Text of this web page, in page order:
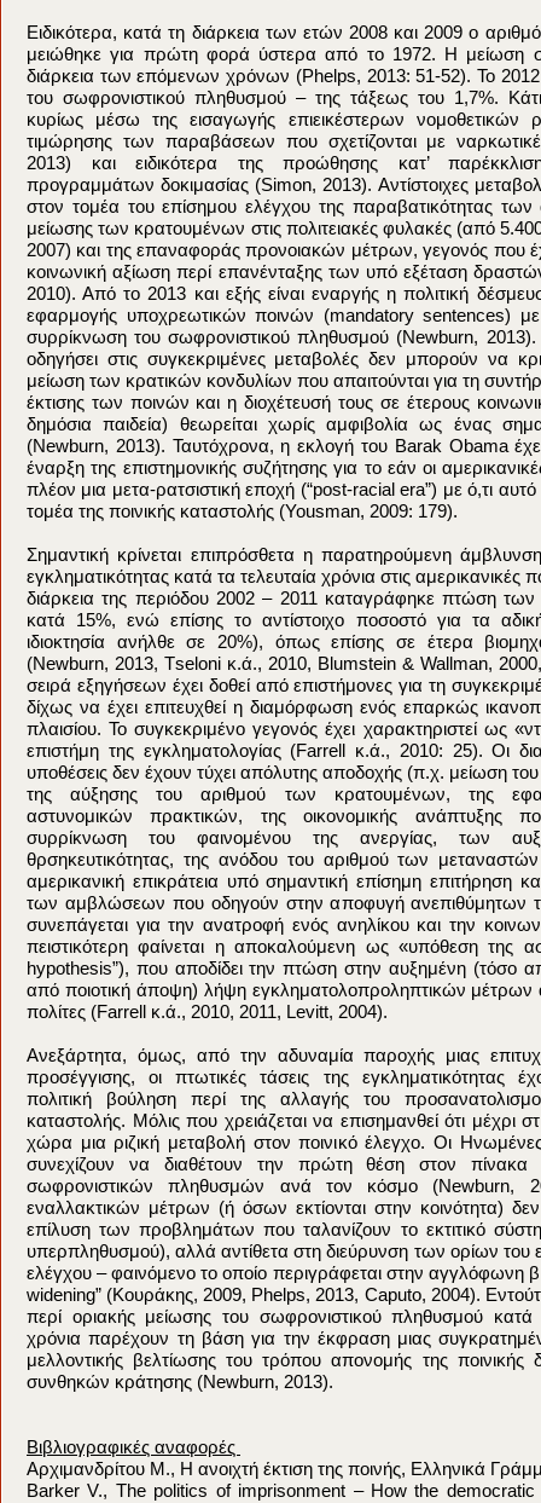
Ειδικότερα, κατά τη διάρκεια των ετών 2008 και 2009 ο
μειώθηκε για πρώτη φορά ύστερα από το 1972. Η μείωση
διάρκεια των επόμενων χρόνων (Phelps, 2013: 51-52). Το
του σωφρονιστικού πληθυσμού – της τάξεως του 1,7%. Κάτι
κυρίως μέσω της εισαγωγής επιεικέστερων νομοθετικών
τιμώρησης των παραβάσεων που σχετίζονται με
2013) και ειδικότερα της προώθησης κατ’
προγραμμάτων δοκιμασίας (Simon, 2013). Αντίστοιχες
στον τομέα του επίσημου ελέγχου της παραβατικότητας
μείωσης των κρατουμένων στις πολιτειακές φυλακές (από
2007) και της επαναφοράς προνοιακών μέτρων, γεγονός που
κοινωνική αξίωση περί επανένταξης των υπό εξέταση
2010). Από το 2013 και εξής είναι εναργής η πολιτική
εφαρμογής υποχρεωτικών ποινών (mandatory sentences)
συρρίκνωση του σωφρονιστικού πληθυσμού (Newburn,
οδηγήσει στις συγκεκριμένες μεταβολές δεν μπορούν να
μείωση των κρατικών κονδυλίων που απαιτούνται για τη
έκτισης των ποινών και η διοχέτευσή τους σε έτερους
δημόσια παιδεία) θεωρείται χωρίς αμφιβολία ως ένας
(Newburn, 2013). Ταυτόχρονα, η εκλογή του Barak Obama
έναρξη της επιστημονικής συζήτησης για το εάν οι
πλέον μια μετα-ρατσιστική εποχή (“post-racial era”) με ό,τι
τομέα της ποινικής καταστολής (Yousman, 2009: 179).
Σημαντική κρίνεται επιπρόσθετα η παρατηρούμενη
εγκληματικότητας κατά τα τελευταία χρόνια στις αμερικανικές
διάρκεια της περιόδου 2002 – 2011 καταγράφηκε πτώση
κατά 15%, ενώ επίσης το αντίστοιχο ποσοστό για τα
ιδιοκτησία ανήλθε σε 20%), όπως επίσης σε έτερα
(Newburn, 2013, Τseloni κ.ά., 2010, Blumstein & Wallman,
σειρά εξηγήσεων έχει δοθεί από επιστήμονες για τη
δίχως να έχει επιτευχθεί η διαμόρφωση ενός επαρκώς
πλαισίου. Το συγκεκριμένο γεγονός έχει χαρακτηριστεί ως
επιστήμη της εγκληματολογίας (Farrell κ.ά., 2010: 25). Οι
υποθέσεις δεν έχουν τύχει απόλυτης αποδοχής (π.χ. μείωση του
της αύξησης του αριθμού των κρατουμένων, της
αστυνομικών πρακτικών, της οικονομικής ανάπτυξης
συρρίκνωση του φαινομένου της ανεργίας, των
θρσηκευτικότητας, της ανόδου του αριθμού των
αμερικανική επικράτεια υπό σημαντική επίσημη επιτήρηση
των αμβλώσεων που οδηγούν στην αποφυγή ανεπιθύμητων
συνεπάγεται για την ανατροφή ενός ανηλίκου και την
πειστικότερη φαίνεται η αποκαλούμενη ως «υπόθεση της
hypothesis”), που αποδίδει την πτώση στην αυξημένη (τόσο
από ποιοτική άποψη) λήψη εγκληματολοπροληπτικών μέτρων
πολίτες (Farrell κ.ά., 2010, 2011, Levitt, 2004).
Ανεξάρτητα, όμως, από την αδυναμία παροχής μιας
προσέγγισης, οι πτωτικές τάσεις της εγκληματικότητας
πολιτική βούληση περί της αλλαγής του
καταστολής. Μόλις που χρειάζεται να επισημανθεί ότι μέχρι
χώρα μια ριζική μεταβολή στον ποινικό έλεγχο. Οι Ηνωμένες
συνεχίζουν να διαθέτουν την πρώτη θέση στον
σωφρονιστικών πληθυσμών ανά τον κόσμο (Newburn,
εναλλακτικών μέτρων (ή όσων εκτίονται στην κοινότητα)
επίλυση των προβλημάτων που ταλανίζουν το εκτιτικό
υπερπληθυσμού), αλλά αντίθετα στη διεύρυνση των ορίων του
ελέγχου – φαινόμενο το οποίο περιγράφεται στην αγγλόφωνη
widening” (Κουράκης, 2009, Phelps, 2013, Caputo, 2004).
περί οριακής μείωσης του σωφρονιστικού πληθυσμού κατά
χρόνια παρέχουν τη βάση για την έκφραση μιας
μελλοντικής βελτίωσης του τρόπου απονομής της ποινικής
συνθηκών κράτησης (Newburn, 2013).
Βιβλιογραφικές αναφορές
Αρχιμανδρίτου Μ., Η ανοιχτή έκτιση της ποινής, Ελληνικά
Barker V., The politics of imprisonment – How the